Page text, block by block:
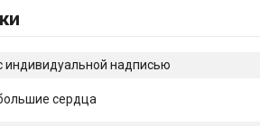
индивидуальной надписью
сердца